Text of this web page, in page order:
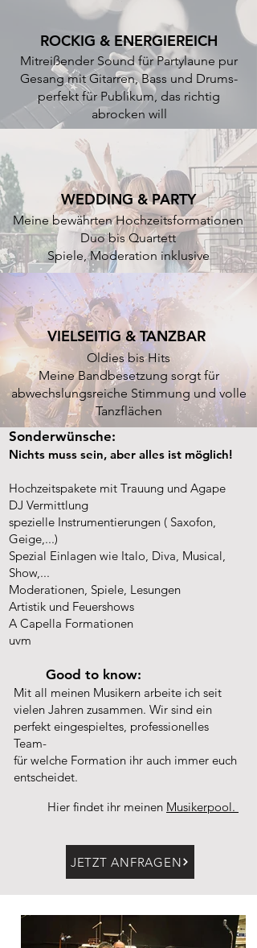
ROCKIG & ENERGIEREICH
Mitreißender Sound für Partylaune pur
Gesang mit Gitarren, Bass und Drums-
perfekt für Publikum, das richtig
abrocken will
WEDDING & PARTY
Meine bewährten Hochzeitsformationen
Duo bis Quartett
Spiele, Moderation inklusive
VIELSEITIG & TANZBAR
Oldies bis Hits
Meine Bandbesetzung sorgt für
abwechslungsreiche Stimmung und volle
Tanzflächen
Sonderwünsche:
Nichts muss sein, aber alles ist möglich!
Hochzeitspakete mit Trauung und Agape
DJ Vermittlung
spezielle Instrumentierungen ( Saxofon,
Geige,...)
Spezial Einlagen wie Italo, Diva, Musical,
Show,...
Moderationen, Spiele, Lesungen
Artistik und Feuershows
A Capella Formationen
uvm
Good to know:
Mit all meinen Musikern arbeite ich seit
vielen Jahren zusammen. Wir sind ein
perfekt eingespieltes, professionelles
Team-
für welche Formation ihr auch immer euch
entscheidet.
Hier findet ihr meinen Musikerpool.
JETZT ANFRAGEN